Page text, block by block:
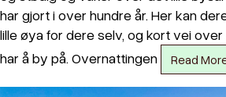
har gjort i over hundre år. Her kan
lille øya for dere selv, og kort vei
har å by på. Overnattingen
Read